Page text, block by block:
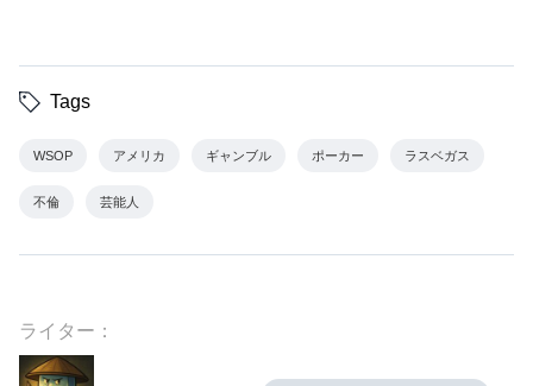
Tags
WSOP アメリカ ギャンブル ポーカー ラスベガス
不倫 芸能人
ライター：